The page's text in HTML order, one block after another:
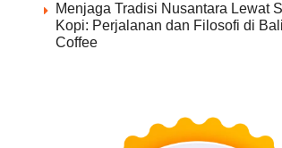
Menjaga Tradisi Nusantara Lewat
Kopi: Perjalanan dan Filosofi di
Coffee